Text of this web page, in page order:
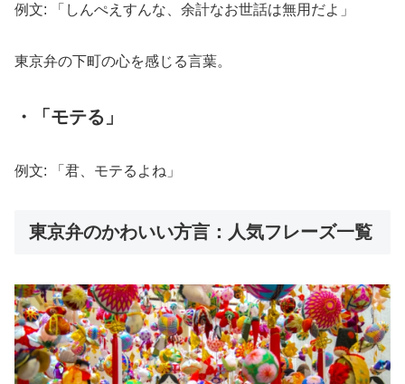
例文: 「しんぺえすんな、余計なお世話は無用だよ」
東京弁の下町の心を感じる言葉。
・「モテる」
例文: 「君、モテるよね」
東京弁のかわいい方言：人気フレーズ一覧